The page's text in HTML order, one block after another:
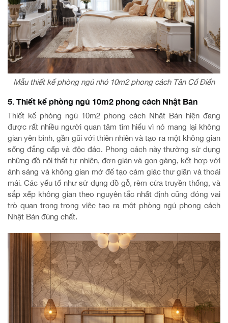
Mẫu thiết kế phòng ngủ nhỏ 10m2 phong cách Tân Cổ Điển
5. Thiết kế phòng ngủ 10m2 phong cách Nhật Bản
Thiết kế phòng ngủ 10m2 phong cách Nhật Bản hiện đang
được rất nhiều người quan tâm tìm hiểu vì nó mang lại không
gian yên bình, gần gũi với thiên nhiên và tạo ra một không gian
sống đẳng cấp và độc đáo. Phong cách này thường sử dụng
những đồ nội thất tự nhiên, đơn giản và gọn gàng, kết hợp với
ánh sáng và không gian mở để tạo cảm giác thư giãn và thoải
mái. Các yếu tố như sử dụng đồ gỗ, rèm cửa truyền thống, và
sắp xếp không gian theo nguyên tắc nhất định cũng đóng vai
trò quan trọng trong việc tạo ra một phòng ngủ phong cách
Nhật Bản đúng chất.